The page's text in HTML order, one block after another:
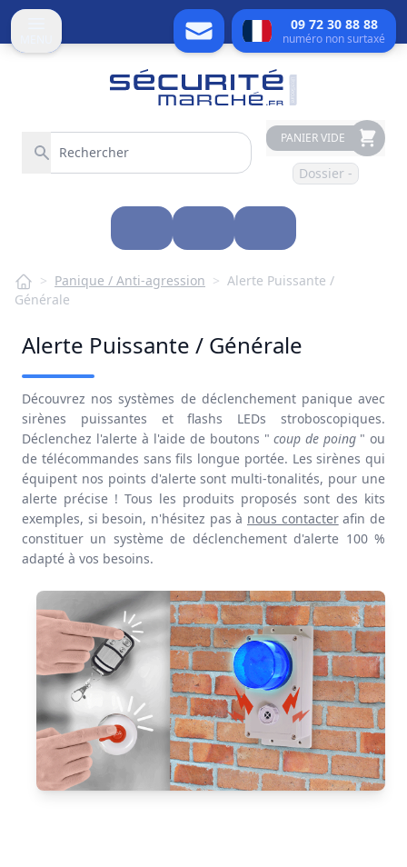
09 72 30 88 88
numéro non surtaxé
PANIER VIDE
Dossier -
> Panique / Anti-agression > Alerte Puissante /
Générale
Alerte Puissante / Générale
Découvrez nos systèmes de déclenchement paniqueavec
sirènes puissantes etflashs LEDs stroboscopiques.
Déclenchez l'alerte à l'aide de boutons " coup de poing " ou
de télécommandes sans fils longue portée. Lessirènes qui
équipent nos points d'alerte sont multi-tonalités, pour une
alerte précise ! Tous les produits proposés sont des kits
exemples, si besoin, n'hésitez pas à nous contacterafin de
constituer un système de déclenchement d'alerte 100 %
adapté à vos besoins.